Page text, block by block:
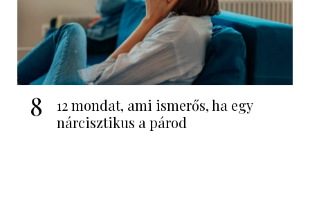
8
12 mondat, ami ismerős, ha egy
nárcisztikus a párod